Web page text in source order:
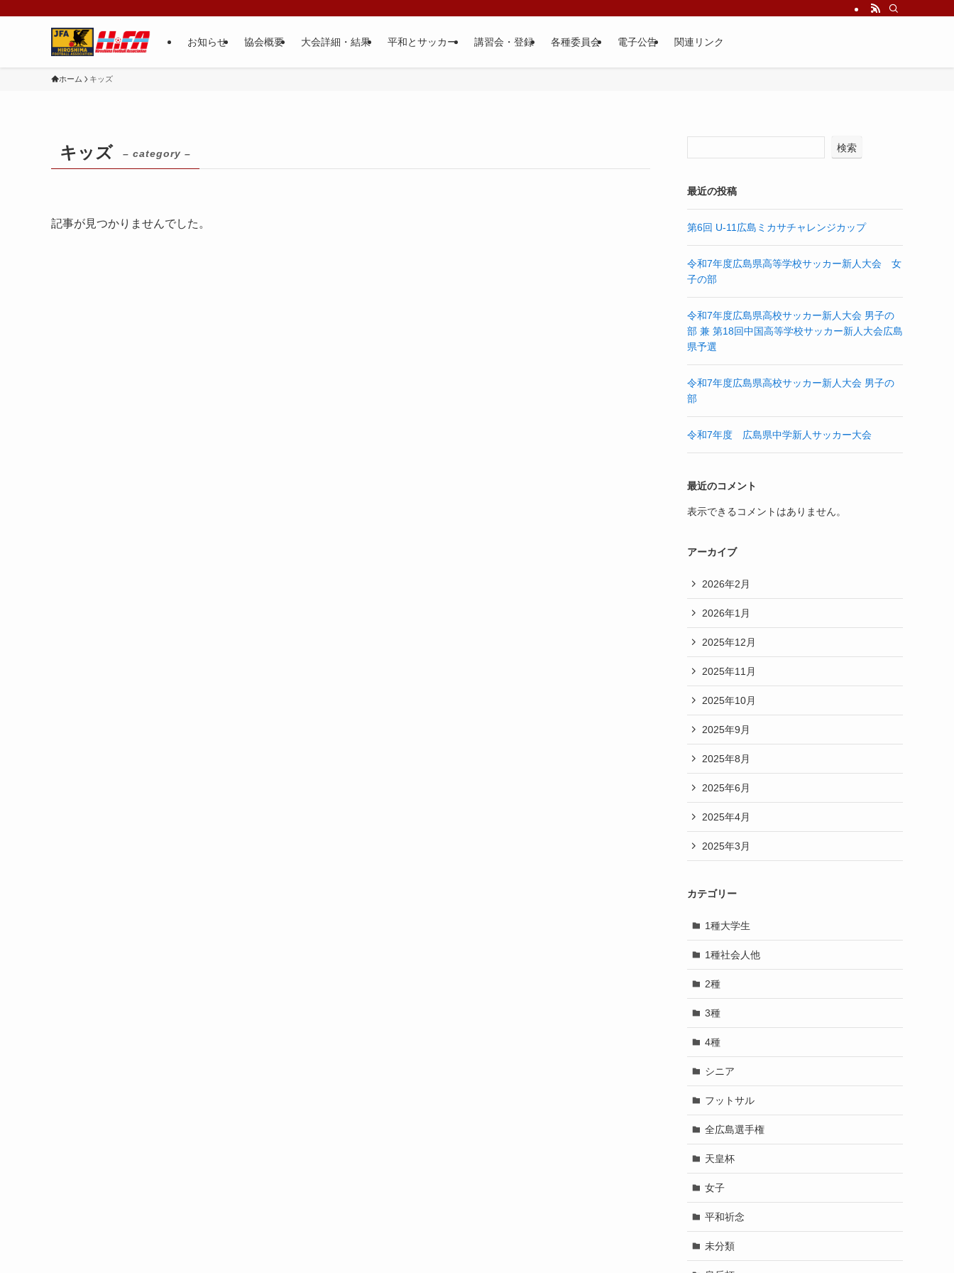
お知らせ 協会概要 大会詳細・結果 平和とサッカー 講習会・登録 各種委員会 電子公告 関連リンク
ホーム キッズ
キッズ – category –
記事が見つかりませんでした。
検索
最近の投稿
第6回 U-11広島ミカサチャレンジカップ
令和7年度広島県高等学校サッカー新人大会 女
子の部
令和7年度広島県高校サッカー新人大会 男子の
部 兼 第18回中国高等学校サッカー新人大会広島
県予選
令和7年度広島県高校サッカー新人大会 男子の
部
令和7年度 広島県中学新人サッカー大会
最近のコメント
表示できるコメントはありません。
アーカイブ
2026年2月
2026年1月
2025年12月
2025年11月
2025年10月
2025年9月
2025年8月
2025年6月
2025年4月
2025年3月
カテゴリー
1種大学生
1種社会人他
2種
3種
4種
シニア
フットサル
全広島選手権
天皇杯
女子
平和祈念
未分類